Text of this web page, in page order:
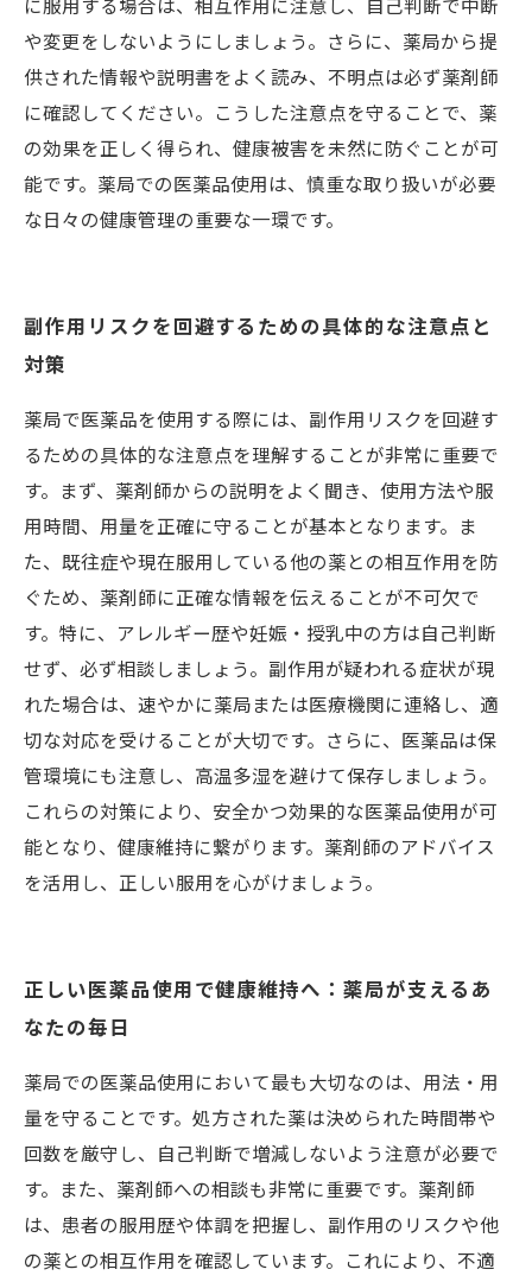
に服用する場合は、相互作用に注意し、自己判断で中断
や変更をしないようにしましょう。さらに、薬局から提
供された情報や説明書をよく読み、不明点は必ず薬剤師
に確認してください。こうした注意点を守ることで、薬
の効果を正しく得られ、健康被害を未然に防ぐことが可
能です。薬局での医薬品使用は、慎重な取り扱いが必要
な日々の健康管理の重要な一環です。
副作用リスクを回避するための具体的な注意点と
対策
薬局で医薬品を使用する際には、副作用リスクを回避す
るための具体的な注意点を理解することが非常に重要で
す。まず、薬剤師からの説明をよく聞き、使用方法や服
用時間、用量を正確に守ることが基本となります。ま
た、既往症や現在服用している他の薬との相互作用を防
ぐため、薬剤師に正確な情報を伝えることが不可欠で
す。特に、アレルギー歴や妊娠・授乳中の方は自己判断
せず、必ず相談しましょう。副作用が疑われる症状が現
れた場合は、速やかに薬局または医療機関に連絡し、適
切な対応を受けることが大切です。さらに、医薬品は保
管環境にも注意し、高温多湿を避けて保存しましょう。
これらの対策により、安全かつ効果的な医薬品使用が可
能となり、健康維持に繋がります。薬剤師のアドバイス
を活用し、正しい服用を心がけましょう。
正しい医薬品使用で健康維持へ：薬局が支えるあ
なたの毎日
薬局での医薬品使用において最も大切なのは、用法・用
量を守ることです。処方された薬は決められた時間帯や
回数を厳守し、自己判断で増減しないよう注意が必要で
す。また、薬剤師への相談も非常に重要です。薬剤師
は、患者の服用歴や体調を把握し、副作用のリスクや他
の薬との相互作用を確認しています。これにより、不適